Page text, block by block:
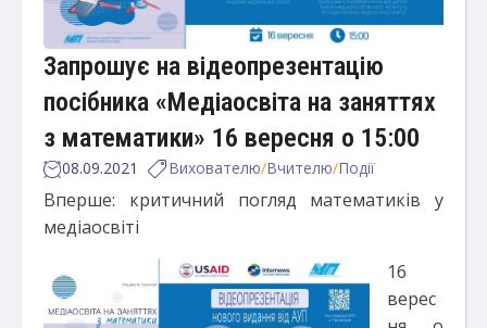
Запрошує на відеопрезентацію
посібника «Медіаосвіта на заняттях
з математики» 16 вересня о 15:00
08.09.2021 Вихователю/Вчителю/Події
Вперше: критичний погляд математиків у
медіаосвіті
16
верес